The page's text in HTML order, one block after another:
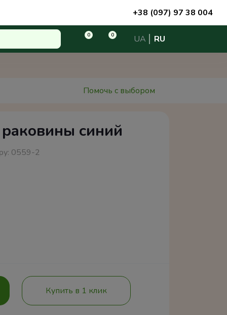
+38 (097) 97 38 004
0 0 UA RU
Помочь с выбором
синий
0559-2
Купить в 1 клик